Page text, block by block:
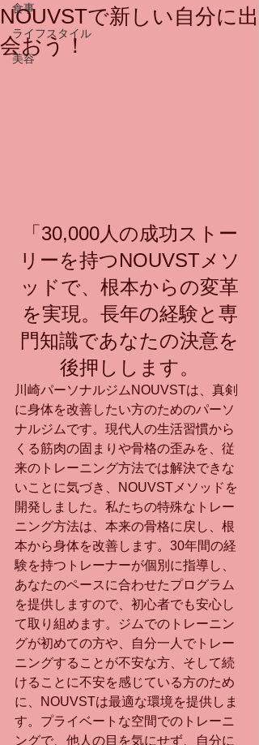
食事
ライフスタイル
美容
NOUVSTで新しい自分に出
会おう！
「30,000人の成功ストー
リーを持つNOUVSTメソ
ッドで、根本からの変革
を実現。長年の経験と専
門知識であなたの決意を
後押しします。
​川崎パーソナルジムNOUVSTは、真剣
に身体を改善したい方のためのパーソ
ナルジムです。現代人の生活習慣から
くる筋肉の固まりや骨格の歪みを、従
来のトレーニング方法では解決できな
いことに気づき、NOUVSTメソッドを
開発しました。私たちの特殊なトレー
ニング方法は、本来の骨格に戻し、根
本から身体を改善します。30年間の経
験を持つトレーナーが個別に指導し、
あなたのペースに合わせたプログラム
を提供しますので、初心者でも安心し
て取り組めます。ジムでのトレーニン
グが初めての方や、自分一人でトレー
ニングすることが不安な方、そして続
けることに不安を感じている方のため
に、NOUVSTは最適な環境を提供しま
す。プライベートな空間でのトレーニ
ングで、他人の目を気にせず、自分に